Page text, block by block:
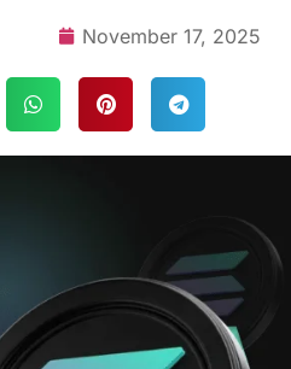
November 17, 2025